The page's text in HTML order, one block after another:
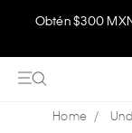
Obtén $300